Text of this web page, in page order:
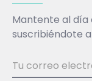
Mantente al día
suscribiéndote